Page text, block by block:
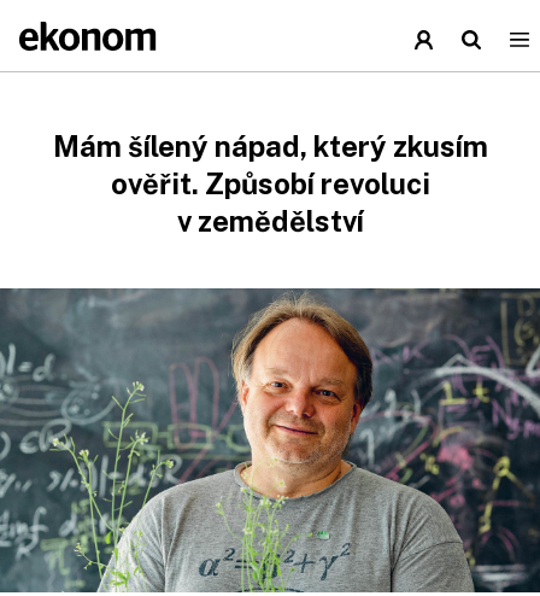
Mám šílený nápad, který zkusím
ověřit. Způsobí revoluci
v zemědělství